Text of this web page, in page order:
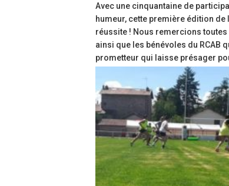
Avec une cinquantaine de
humeur, cette première édition
réussite ! Nous remercions
ainsi que les bénévoles du RCAB
prometteur qui laisse présager